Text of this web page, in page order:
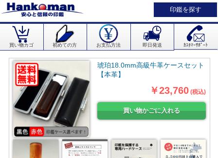
印鑑を探す
買い物カゴ 初めての方 お支払方法 即日発送 ｶｽﾀﾏｰｻﾎﾟｰﾄ
琥珀18.0mm高級牛革ケースセット
【本革】
￥23,760 (税込)